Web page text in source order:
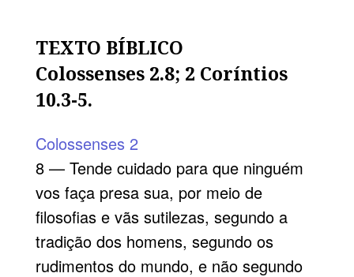
TEXTO BÍBLICO
Colossenses 2.8; 2 Coríntios
10.3-5.
Colossenses 2
8 — Tende cuidado para que ninguém
vos faça presa sua, por meio de
filosofias e vãs sutilezas, segundo a
tradição dos homens, segundo os
rudimentos do mundo, e não segundo